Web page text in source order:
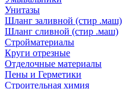
Унитазы
Шланг заливной (стир .маш)
Шланг сливной (стир .маш)
Стройматериалы
Круги отрезные
Отделочные материалы
Пены и Герметики
Строительная химия